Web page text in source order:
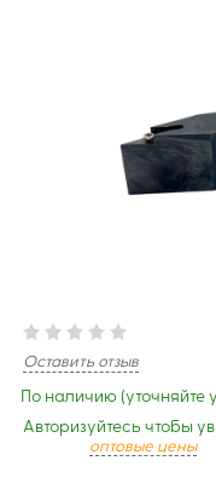
Оставить отзыв
По наличию
Авторизуйтесь чтобы
оптовые цены